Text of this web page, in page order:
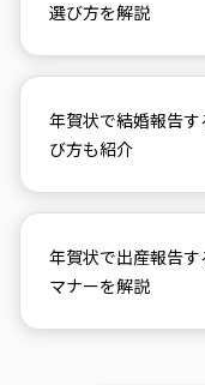
選び方を解説
年賀状で結婚報告
び方も紹介
年賀状で出産報告
マナーを解説